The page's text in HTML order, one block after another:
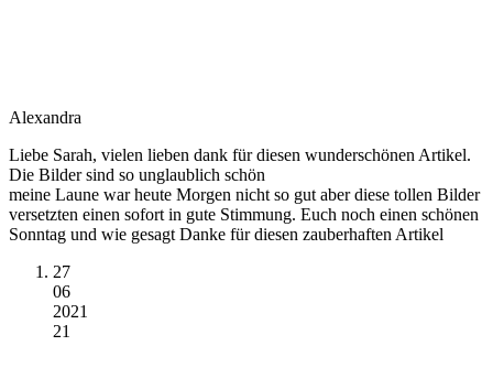
Alexandra
Liebe Sarah, vielen lieben dank für diesen wunderschönen Artikel.
Die Bilder sind so unglaublich schön
meine Laune war heute Morgen nicht so gut aber diese tollen Bilder
versetzten einen sofort in gute Stimmung. Euch noch einen schönen
Sonntag und wie gesagt Danke für diesen zauberhaften Artikel
27
06
2021
21